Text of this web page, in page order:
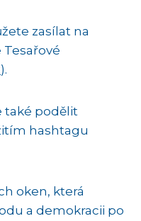
zasílat na
).
také podělit
hashtagu
oken, která
a demokracii po